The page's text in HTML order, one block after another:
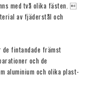
med två olika fästen. 
av fjäderstål och
de fintandade främst
och de
aluminium och olika plast-